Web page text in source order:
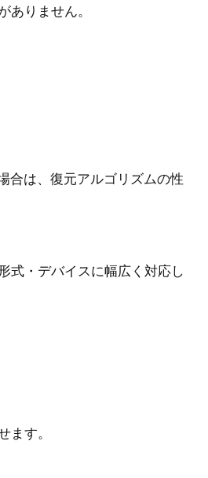
りません。
合は、復元アルゴリズムの性
式・デバイスに幅広く対応し
す。